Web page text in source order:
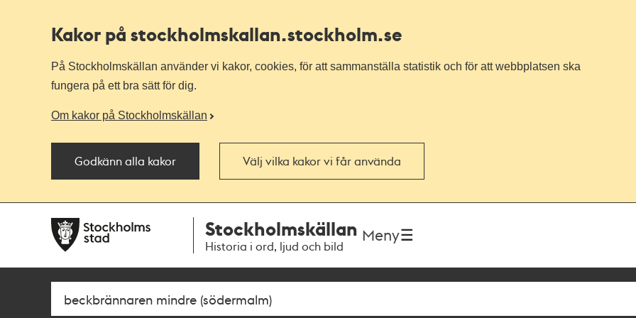
Kakor på stockholmskallan.stockholm.se
På Stockholmskällan använder vi kakor, cookies, för att sammanställa statistik och för att webbplatsen ska
fungera på ett bra sätt för dig.
Om kakor på Stockholmskällan
Godkänn alla kakor Välj vilka kakor vi får använda
navigationen
huvudinnehållet
Stockholmskällan
Historia i ord, ljud och bild
Meny
Sök